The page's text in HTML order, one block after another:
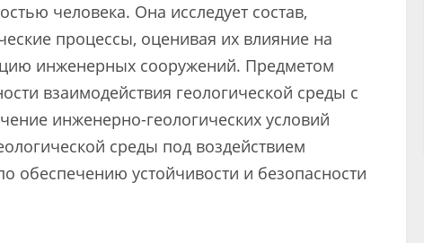
человека. Она исследует состав,
процессы, оценивая их влияние на
инженерных сооружений. Предметом
взаимодействия геологической среды с
инженерно-геологических условий
среды под воздействием
обеспечению устойчивости и безопасности